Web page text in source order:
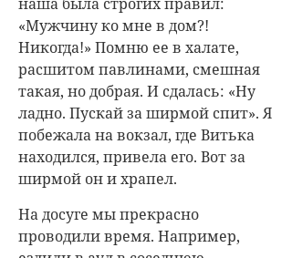
«Мужчину ко мне в дом?!
Никогда!» Помню ее в халате,
расшитом павлинами, смешная
такая, но добрая. И сдалась: «Ну
ладно. Пускай за ширмой спит». Я
побежала на вокзал, где Витька
находился, привела его. Вот за
ширмой он и храпел.
На досуге мы прекрасно
проводили время. Например,